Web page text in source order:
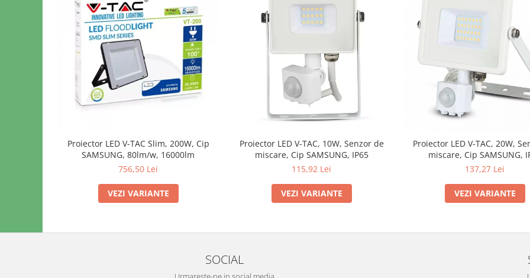
Proiector LED V-TAC Slim, 200W, Cip
SAMSUNG, 80lm/w, 16000lm
756,50 Lei
VEZI VARIANTE
Proiector LED V-TAC, 10W, Senzor de
miscare, Cip SAMSUNG, IP65
115,92 Lei
VEZI VARIANTE
Proiector LED V-TAC, 20W,
miscare, Cip SAMSUNG,
137,27 Lei
VEZI VARIANTE
SOCIAL